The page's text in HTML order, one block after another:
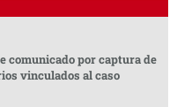
comunicado por captura de
vinculados al caso